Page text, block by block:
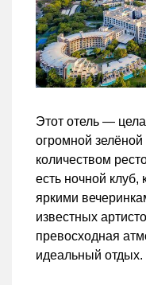
Этот отель —
огромной
количеством
есть ночной клуб,
яркими
известных
превосходная
идеальный отдых.